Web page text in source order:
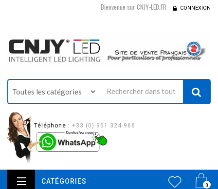
Bienvenue sur CNJY-LED.FR CONNEXION
Téléphone : +33 (0) 961 324 966
0
CATÉGORIES